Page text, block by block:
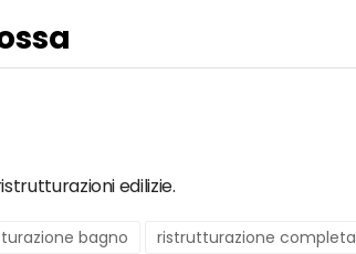
edilizie.
bagno ristrutturazione completa